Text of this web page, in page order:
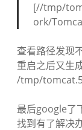
[//tmp/
ork/
查看路径发现
重启之后又生
/tmp/
最后google了
找到有了解决